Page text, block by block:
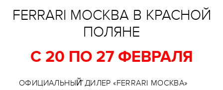
FERRARI МОСКВА В КРАСНОЙ
ПОЛЯНЕ
С 20 ПО 27 ФЕВРАЛЯ
ОФИЦИАЛЬНЫЙ̆ ДИЛЕР «FERRARI МОСКВА»